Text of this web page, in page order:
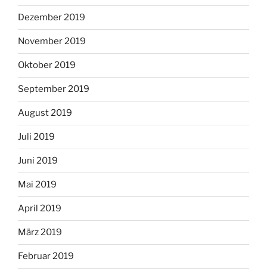
Dezember 2019
November 2019
Oktober 2019
September 2019
August 2019
Juli 2019
Juni 2019
Mai 2019
April 2019
März 2019
Februar 2019